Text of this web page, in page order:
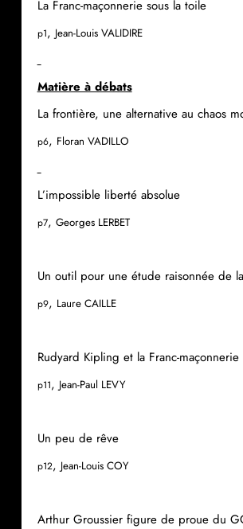
La Franc-maçonnerie sous la toile
p1, Jean-Louis VALIDIRE
Matière à débats
La frontière, une alternative au chaos
p6, Floran VADILLO
L’impossible liberté absolue
p7, Georges LERBET
Un outil pour une étude raisonnée de
p9, Laure CAILLE
Rudyard Kipling et la Franc-maçonnerie
p11, Jean-Paul LEVY
Un peu de rêve
p12, Jean-Louis COY
Arthur Groussier figure de proue du